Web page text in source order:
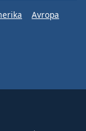
Avropa